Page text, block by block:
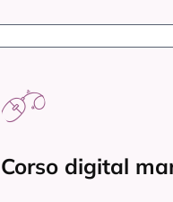
Corso digital